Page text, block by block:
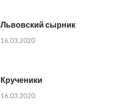
Львовский сырник
16.03.2020
Крученики
16.03.2020